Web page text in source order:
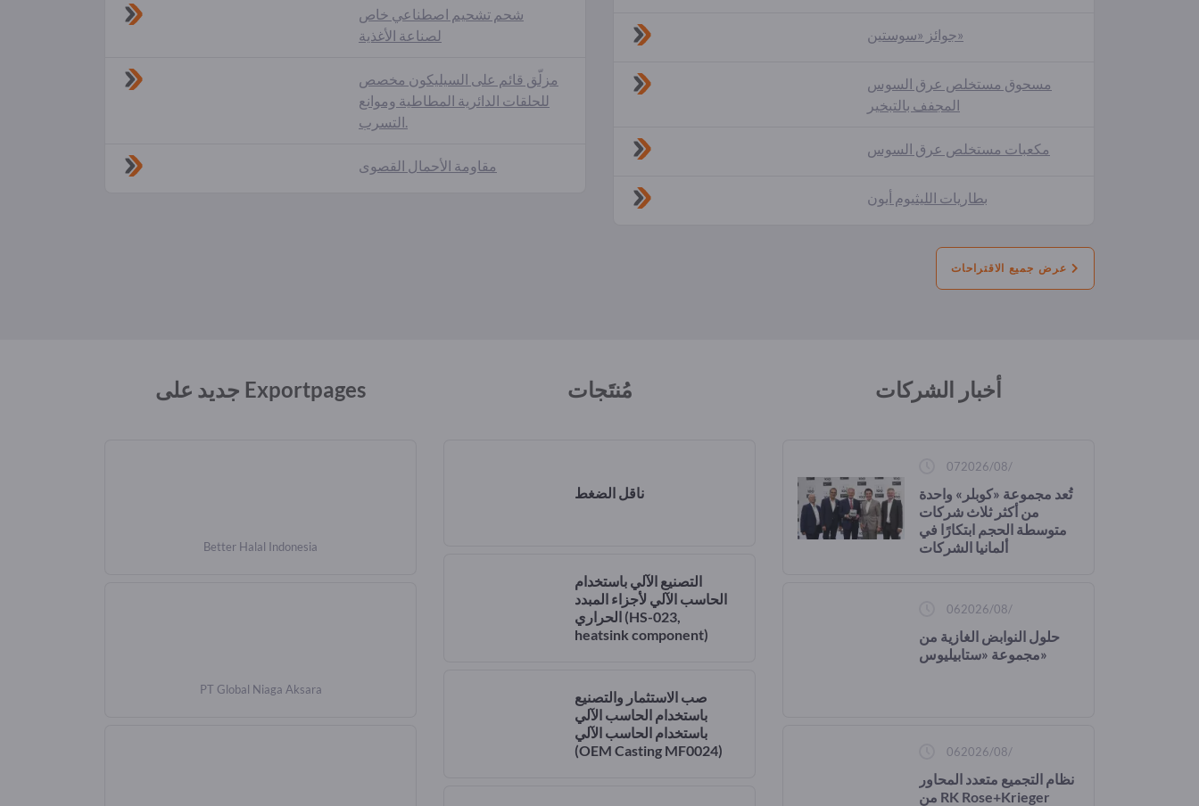
شحم تشحيم اصطناعي خاص
لصناعة الأغذية
مزلّق قائم على السيليكون مخصص
للحلقات الدائرية المطاطية وموانع
التسرب.
مقاومة الأحمال القصوى
جوائز «سوستين»
مسحوق مستخلص عرق السوس
المجفف بالتبخير
مكعبات مستخلص عرق السوس
بطاريات الليثيوم أيون
جديد على Exportpages
Better Halal Indonesia
PT Global Niaga Aksara
مُنتَجات
ناقل الضغط
التصنيع الآلي باستخدام
الحاسب الآلي لأجزاء المبدد
(HS-023,
heatsink component)
صب الاستثمار والتصنيع
باستخدام الحاسب الآلي
باستخدام الحاسب الآلي
(OEM Casting MF0024)
أخبار الشركات
07‏/08‏/2026
تُعد مجموعة «كوبلر» واحدة
من أكثر ثلاث شركات
متوسطة الحجم ابتكارًا في
ألمانيا الشركات
06‏/08‏/2026
حلول النوابض الغازية من
مجموعة «ستابيليوس»
06‏/08‏/2026
نظام التجميع متعدد المحاور
من RK Rose+Krieger